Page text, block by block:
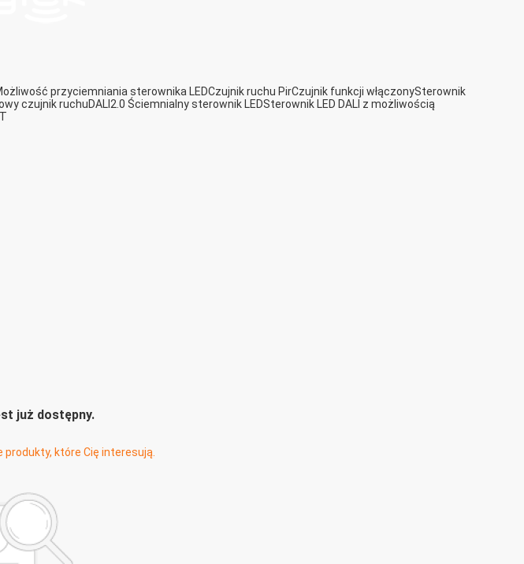
przyciemniania sterownika LEDCzujnik ruchu PirCzujnik funkcji włączonySterownik
czujnik ruchuDALI2.0 Ściemnialny sterownik LEDSterownik LED DALI z możliwością
już dostępny.
które Cię interesują.